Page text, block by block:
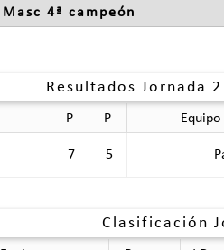
4ª campeón
Resultados Jornada
P P
7 5
Clasificación